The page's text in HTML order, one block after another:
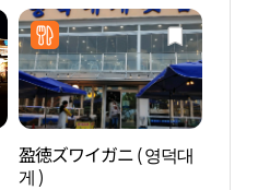
盈徳ズワイガニ ( 영덕대
게 )